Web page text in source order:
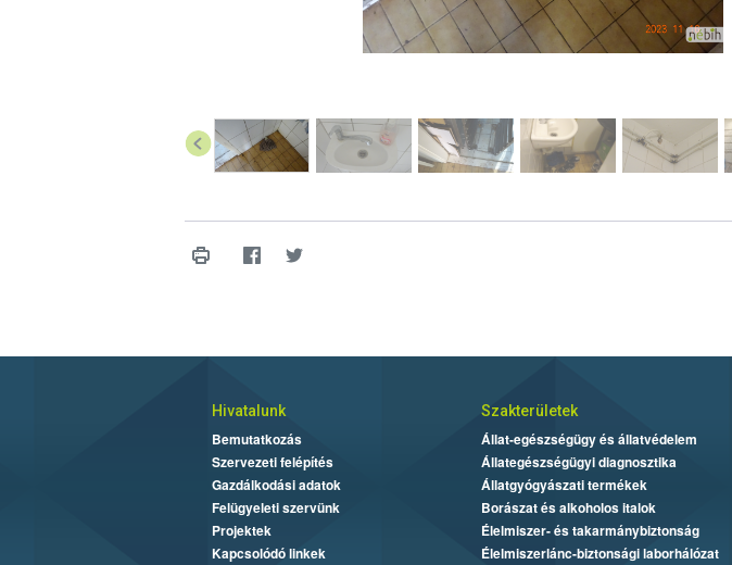
Hivatalunk
Bemutatkozás
Szervezeti felépítés
Gazdálkodási adatok
Felügyeleti szervünk
Projektek
Kapcsolódó linkek
Szakterületek
Állat-egészségügy és állatvédelem
Állategészségügyi diagnosztika
Állatgyógyászati termékek
Borászat és alkoholos italok
Élelmiszer- és takarmánybiztonság
Élelmiszerlánc-biztonsági laborhálózat